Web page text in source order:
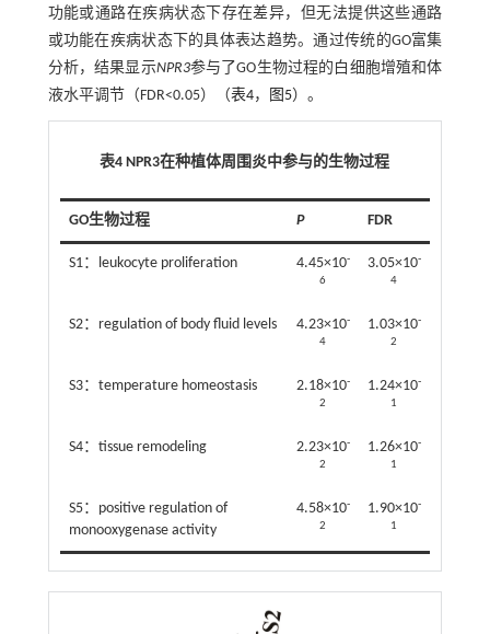
功能或通路在疾病状态下存在差异，但无法提供这些通路
或功能在疾病状态下的具体表达趋势。通过传统的GO富集
分析，结果显示NPR3参与了GO生物过程的白细胞增殖和体
液水平调节（FDR<0.05）（表4， 图5）。
表4 NPR3在种植体周围炎中参与的生物过程
GO生物过程 P FDR
S1：leukocyte proliferation 4.45×10-
6
3.05×10-
4
S2：regulation of body fluid levels 4.23×10-
4
1.03×10-
2
S3：temperature homeostasis 2.18×10-
2
1.24×10-
1
S4：tissue remodeling 2.23×10-
2
1.26×10-
1
S5：positive regulation of
monooxygenase activity
4.58×10-
2
1.90×10-
1